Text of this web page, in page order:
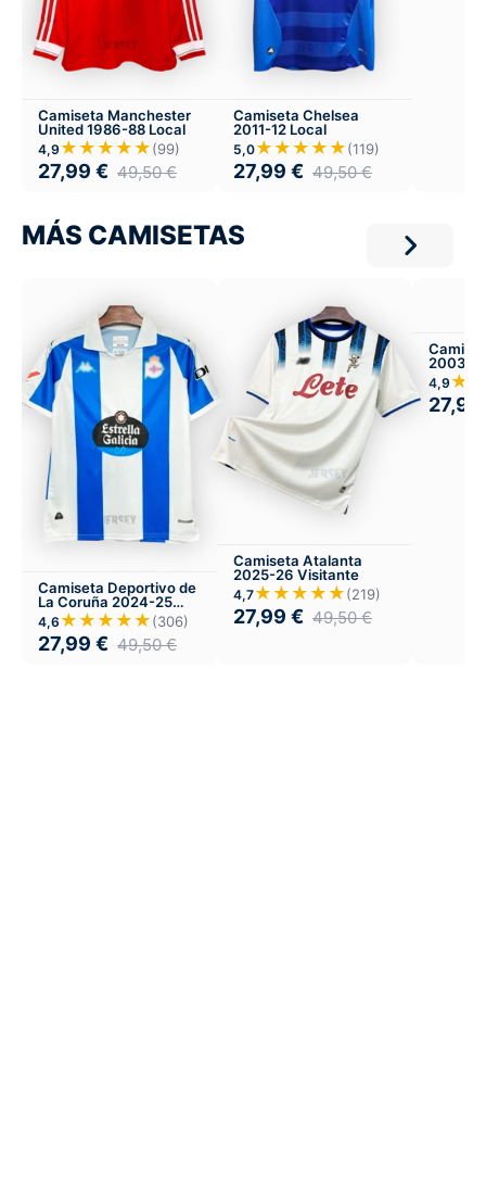
Camiseta Manchester
United 1986-88 Local
4,9 ★★★★★(99)
27,99 € 49,50€
Camiseta Chelsea
2011-12 Local
5,0★★★★★(119)
27,99 € 49,50€
MÁS CAMISETAS
Camiseta Deportivo de
La Coruña 2024-25
Local
4,6 ★★★★★(306)
27,99 € 49,50€
Camiseta Atalanta
2025-26 Visitante
4,7★★★★★(219)
27,99 € 49,50€
2003-
4,9
27,99